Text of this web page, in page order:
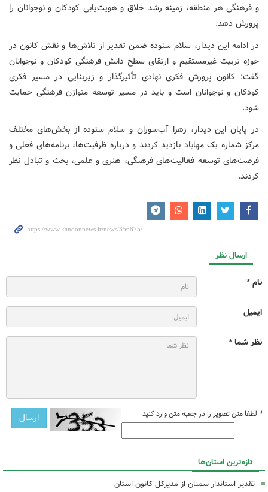
و فرهنگی هر منطقه، زمینه رشد خلاق و هویت‌یابی کودکان و نوجوانان را
پرورش دهد.
در ادامه این دیدار، سلام ستوده ضمن تقدیر از تلاش‌ها و نقش کانون در
حوزه تربیت غیرمستقیم و ارتقای سطح دانش فرهنگی کودکان و نوجوانان
گفت: کانون پرورش فکری نهادی تأثیرگذار و زیربنایی در مسیر فکری
کودکان و نوجوانان است و باید در مسیر توسعه متوازن فرهنگی حمایت
شود.
در پایان این دیدار، زهرا آب‌سوران و سلام ستوده از بخش‌های مختلف
مرکز شماره یک مهاباد بازدید کردند و درباره ظرفیت‌ها، برنامه‌های فعلی و
فرصت‌های توسعه فعالیت‌های فرهنگی، هنری و علمی، بحث و تبادل نظر
کردند.
ارسال نظر
نام *
ایمیل
نظر شما *
* لطفا متن تصویر را در جعبه متن وارد کنید
تازه‌ترین استان‌ها
تقدیر استاندار سمنان از مدیرکل کانون استان